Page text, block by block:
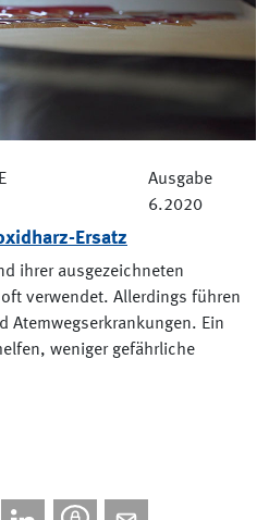
Ausgabe
6.2020
Ersatz
ihrer ausgezeichneten
verwendet. Allerdings führen
Atemwegserkrankungen. Ein
weniger gefährliche